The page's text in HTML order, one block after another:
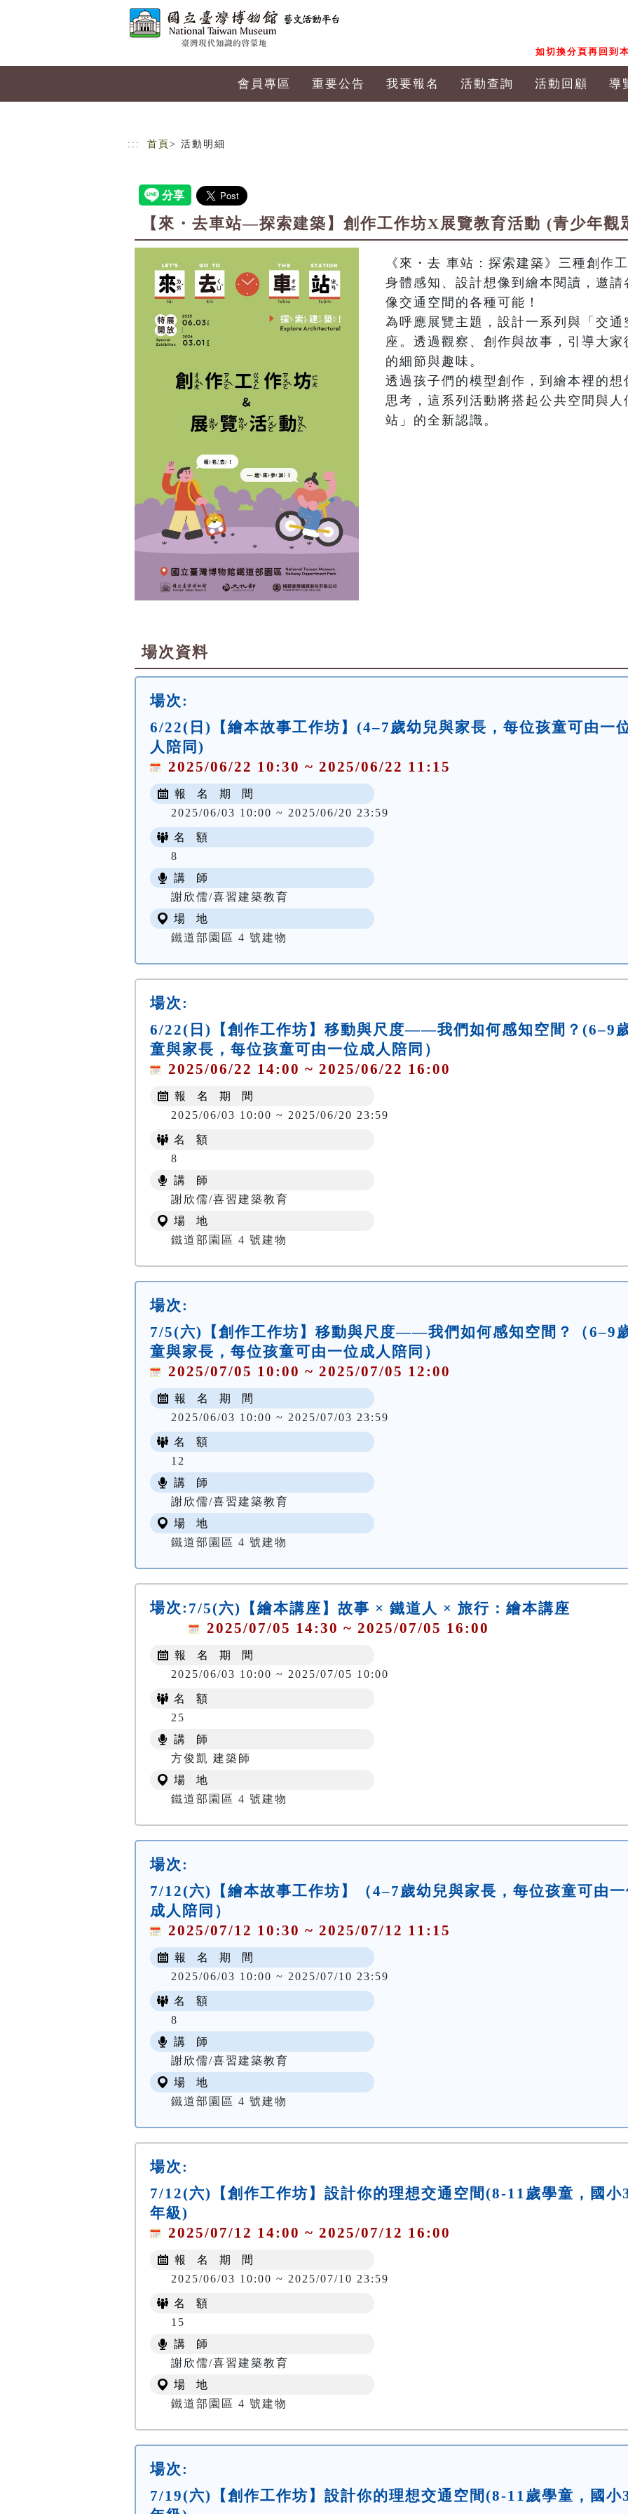
如切換分頁再回到
會員專區 重要公告 我要報名 活動查詢 活動回顧 導
::: 首頁 > 活動明細
【來・去車站—探索建築】創作工作坊X展覽教育活動 (青少年觀
《來・去 車站：探索建築》三種創作
身體感知、設計想像到繪本閱讀，邀
像交通空間的各種可能！
為呼應展覽主題，設計一系列與「交
座。透過觀察、創作與故事，引導大
的細節與趣味。
透過孩子們的模型創作，到繪本裡的
思考，這系列活動將搭起公共空間與
場次資料
場次:
6/22(日)【繪本故事工作坊】(4–7歲幼兒與家長，每位孩童可由一
人陪同)
2025/06/22 10:30 ~ 2025/06/22 11:15
報 名 期 間
2025/06/03 10:00 ~ 2025/06/20 23:59
名 額
8
講 師
謝欣儒/喜習建築教育
場 地
鐵道部園區 4 號建物
場次:
6/22(日)【創作工作坊】移動與尺度——我們如何感知空間？(6–9
童與家長，每位孩童可由一位成人陪同）
2025/06/22 14:00 ~ 2025/06/22 16:00
報 名 期 間
2025/06/03 10:00 ~ 2025/06/20 23:59
名 額
8
講 師
謝欣儒/喜習建築教育
場 地
鐵道部園區 4 號建物
場次:
7/5(六)【創作工作坊】移動與尺度——我們如何感知空間？（6–9
童與家長，每位孩童可由一位成人陪同）
2025/07/05 10:00 ~ 2025/07/05 12:00
報 名 期 間
2025/06/03 10:00 ~ 2025/07/03 23:59
名 額
12
講 師
謝欣儒/喜習建築教育
場 地
鐵道部園區 4 號建物
場次: 7/5(六)【繪本講座】故事 × 鐵道人 × 旅行：繪本講座
2025/07/05 14:30 ~ 2025/07/05 16:00
報 名 期 間
2025/06/03 10:00 ~ 2025/07/05 10:00
名 額
25
講 師
方俊凱 建築師
場 地
鐵道部園區 4 號建物
場次:
7/12(六)【繪本故事工作坊】（4–7歲幼兒與家長，每位孩童可由
成人陪同）
2025/07/12 10:30 ~ 2025/07/12 11:15
報 名 期 間
2025/06/03 10:00 ~ 2025/07/10 23:59
名 額
8
講 師
謝欣儒/喜習建築教育
場 地
鐵道部園區 4 號建物
場次:
7/12(六)【創作工作坊】設計你的理想交通空間(8-11歲學童，國小
年級)
2025/07/12 14:00 ~ 2025/07/12 16:00
報 名 期 間
2025/06/03 10:00 ~ 2025/07/10 23:59
名 額
15
講 師
謝欣儒/喜習建築教育
場 地
鐵道部園區 4 號建物
場次:
7/19(六)【創作工作坊】設計你的理想交通空間(8-11歲學童，國小